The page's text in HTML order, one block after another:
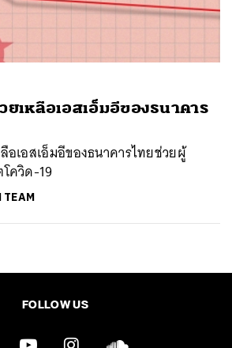
เหลือเอสเอ็มอีของธนาคาร
อเอสเอ็มอีของธนาคารไทยช่วยผู้
ควิด-19
TEAM
FOLLOW US
TWEET